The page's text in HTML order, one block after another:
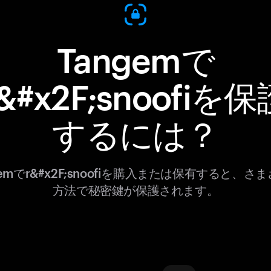
Tangemで
を保
するには？
でr&#x2F;snoofiを購入または保有すると、さま
方法で秘密鍵が保護されます。